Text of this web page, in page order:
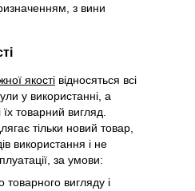
з вини
якості відносяться всі
у використанні, а
товарний вигляд.
тільки новий товар,
використання і не
за умови:
вигляду і